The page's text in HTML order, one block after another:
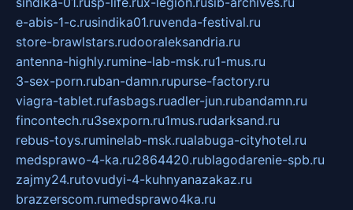
e-abis-1-c.rusindika01.ruvenda-festival.ru
store-brawlstars.rudooraleksandria.ru
antenna-highly.rumine-lab-msk.ru1-mus.ru
3-sex-porn.ruban-damn.rupurse-factory.ru
viagra-tablet.rufasbags.ruadler-jun.rubandamn.ru
fincontech.ru3sexporn.ru1mus.rudarksand.ru
rebus-toys.ruminelab-msk.rualabuga-cityhotel.ru
medsprawo-4-ka.ru2864420.rublagodarenie-spb.ru
zajmy24.rutovudyi-4-kuhnyanazakaz.ru
brazzerscom.rumedsprawo4ka.ru